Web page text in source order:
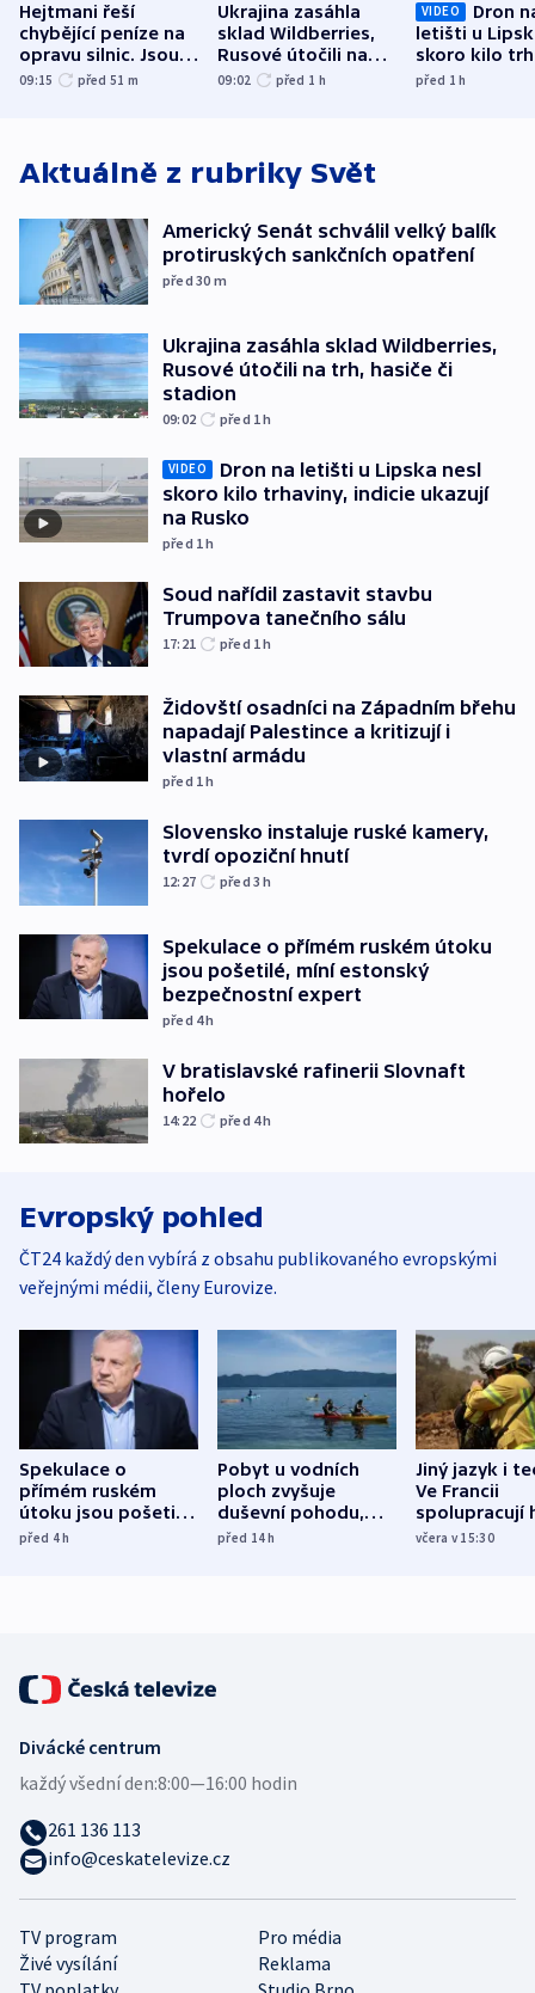
Hejtmani řeší
chybějící peníze na
opravu silnic. Jsou
nenárokové, namítá
09:15 před 51 m
Ukrajina zasáhla
sklad Wildberries,
Rusové útočili na
trh, hasiče či
09:02 před 1 h
VIDEO
Dron
letišti u
skoro kilo
indicie
před 1h
Aktuálně z rubriky Svět
Americký Senát schválil velký balík
protiruských sankčních opatření
před 30 m
Ukrajina zasáhla sklad Wildberries,
Rusové útočili na trh, hasiče či
stadion
09:02 před 1h
VIDEO
Dron na letišti u Lipska nesl
skoro kilo trhaviny, indicie ukazují
na Rusko
před 1h
Soud nařídil zastavit stavbu
Trumpova tanečního sálu
17:21 před 1h
Židovští osadníci na Západním břehu
napadají Palestince a kritizují i
vlastní armádu
před 1h
Slovensko instaluje ruské kamery,
tvrdí opoziční hnutí
12:27 před 3h
Spekulace o přímém ruském útoku
jsou pošetilé, míní estonský
bezpečnostní expert
před 4h
V bratislavské rafinerii Slovnaft
hořelo
14:22 před 4h
Evropský pohled
ČT24 každý den vybírá z obsahu publikovaného evropskými
veřejnými médii, členy Eurovize.
Spekulace o
přímém ruském
útoku jsou pošetilé,
míní estonský
před 4h
Pobyt u vodních
ploch zvyšuje
duševní pohodu,
ukázala
před 14h
Jiný jazyk i
Ve Francii
spolupracují
různých zemí
včera v 15:30
TV program
Pro média
Živé vysílání
Reklama
Divácké centrum
každý všední den:8:00—16:00 hodin
261 136 113
info@ceskatelevize.cz